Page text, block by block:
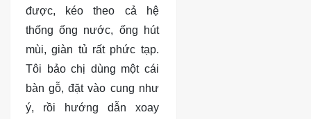
được, kéo theo cả hệ
thống ống nước, ống hút
mùi, giàn tủ rất phức tạp.
Tôi bảo chị dùng một cái
bàn gỗ, đặt vào cung như
ý, rồi hướng dẫn xoay